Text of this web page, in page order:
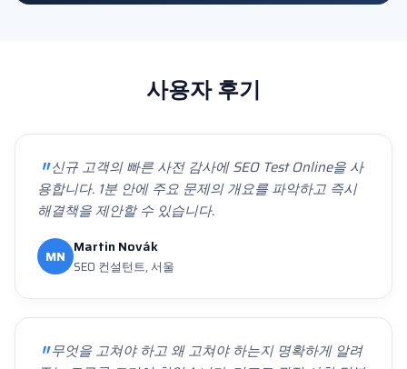
사용자 후기
신규 고객의 빠른 사전 감사에 SEO Test Online을 사
용합니다. 1분 안에 주요 문제의 개요를 파악하고 즉시
해결책을 제안할 수 있습니다.
MN Martin Novák
SEO 컨설턴트, 서울
무엇을 고쳐야 하고 왜 고쳐야 하는지 명확하게 알려